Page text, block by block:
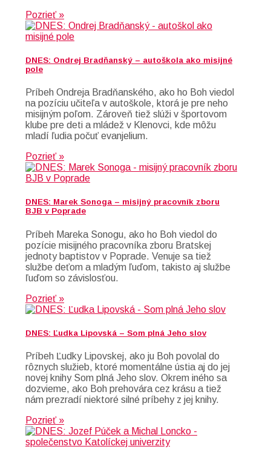
Pozrieť »
DNES: Ondrej Bradňanský – autoškola ako misijné
pole
Príbeh Ondreja Bradňanského, ako ho Boh viedol
na pozíciu učiteľa v autoškole, ktorá je pre neho
misijným poľom. Zároveň tiež slúži v športovom
klube pre deti a mládež v Klenovci, kde môžu
mladí ľudia počuť evanjelium.
Pozrieť »
DNES: Marek Sonoga – misijný pracovník zboru
BJB v Poprade
Príbeh Mareka Sonogu, ako ho Boh viedol do
pozície misijného pracovníka zboru Bratskej
jednoty baptistov v Poprade. Venuje sa tiež
službe deťom a mladým ľuďom, takisto aj službe
ľuďom so závislosťou.
Pozrieť »
DNES: Ľudka Lipovská – Som plná Jeho slov
Príbeh Ľudky Lipovskej, ako ju Boh povolal do
rôznych služieb, ktoré momentálne ústia aj do jej
novej knihy Som plná Jeho slov. Okrem iného sa
dozvieme, ako Boh prehovára cez krásu a tiež
nám prezradí niektoré silné príbehy z jej knihy.
Pozrieť »